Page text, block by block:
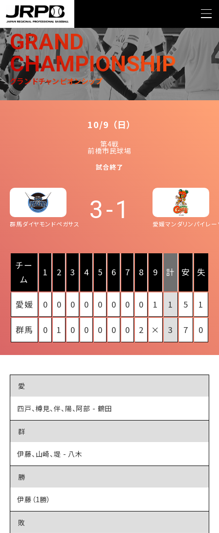
TOP >グランドチャンピオンシップ
2016 第4戦群馬ダイヤモンドペガサスVS愛媛マ
ンダリンパイレーツ
GRAND
CHAMPIONSHIP
グランドチャンピオンシップ
10/9 （日）
第4戦
前橋市民球場
試合終了
群馬ダイヤモンドペガサス 3-1 愛媛マンダリンパイレー
チー
ム
1 2 3 4 5 6 7 8 9 計 安 失
愛媛 0 0 0 0 0 0 0 0 1 1 5 1
群馬 0 1 0 0 0 0 0 2 × 3 7 0
愛
四戸、樽見、伴、陽、阿部 - 鶴田
群
伊藤、山崎、堤 - 八木
勝
伊藤（1勝）
敗